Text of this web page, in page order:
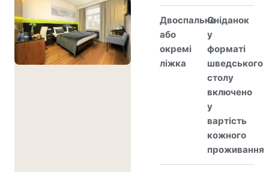
Двоспальне
або
окремі
ліжка
Сніданок
у
форматі
шведського
столу
включено
у
вартість
кожного
проживання